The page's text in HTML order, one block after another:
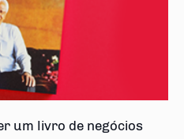
um livro de negócios